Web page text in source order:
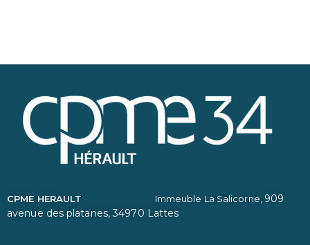
CPME HERAULT Immeuble La Salicorne, 909
avenue des platanes,34970 Lattes